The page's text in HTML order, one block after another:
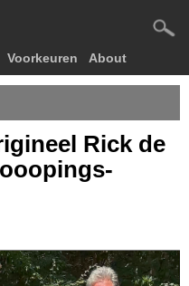
Voorkeuren About
Rick de